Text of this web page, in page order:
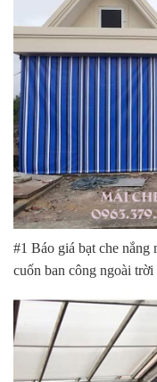
#1 Báo giá bạt che
cuốn ban công ngoài trời